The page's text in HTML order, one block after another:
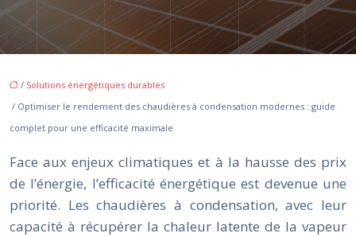
/ Solutions énergétiques durables
/ Optimiser le rendement des chaudières à condensation modernes : guide
complet pour une efficacité maximale
Face aux enjeux climatiques et à la hausse des prix
de l’énergie, l’efficacité énergétique est devenue une
priorité. Les chaudières à condensation, avec leur
capacité à récupérer la chaleur latente de la vapeur